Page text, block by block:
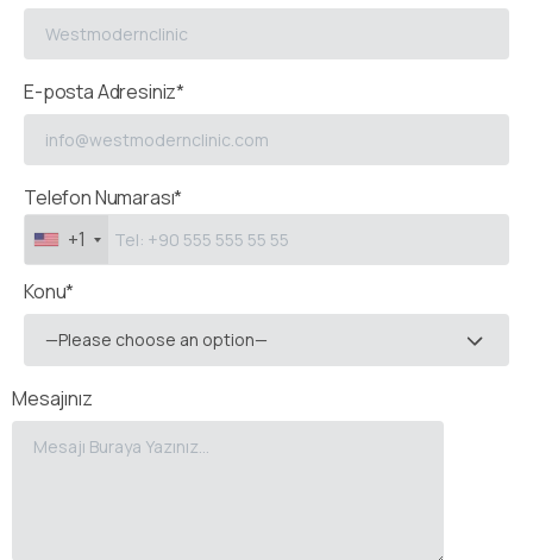
E-posta Adresiniz*
Telefon Numarası*
+1
Konu*
—Please choose an option—
Mesajınız